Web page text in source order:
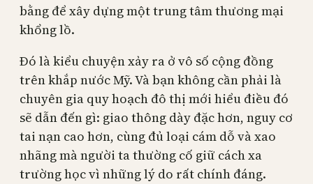
bằng để xây dựng một trung tâm thương mại
khổng lồ.
Đó là kiểu chuyện xảy ra ở vô số cộng đồng
trên khắp nước Mỹ. Và bạn không cần phải là
chuyên gia quy hoạch đô thị mới hiểu điều đó
sẽ dẫn đến gì: giao thông dày đặc hơn, nguy cơ
tai nạn cao hơn, cùng đủ loại cám dỗ và xao
nhãng mà người ta thường cố giữ cách xa
trường học vì những lý do rất chính đáng.